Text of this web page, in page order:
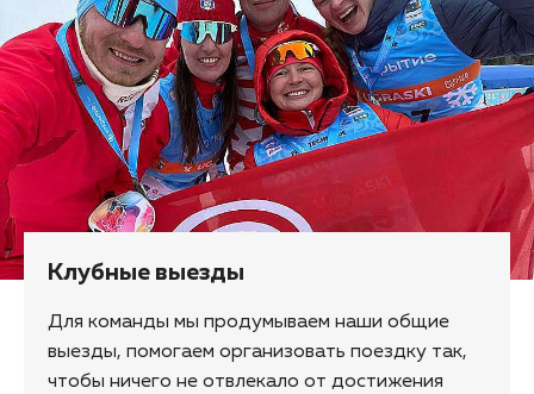
Клубные выезды
Для команды мы продумываем наши общие
выезды, помогаем организовать поездку так,
чтобы ничего не отвлекало от достижения